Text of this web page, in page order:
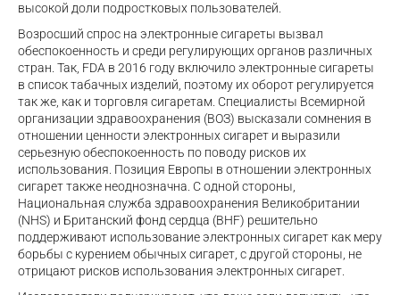
высокой доли подростковых пользователей.
Возросший спрос на электронные сигареты вызвал
обеспокоенность и среди регулирующих органов различных
стран. Так, FDA в 2016 году включило электронные сигареты
в список табачных изделий, поэтому их оборот регулируется
так же, как и торговля сигаретам. Специалисты Всемирной
организации здравоохранения (ВОЗ) высказали сомнения в
отношении ценности электронных сигарет и выразили
серьезную обеспокоенность по поводу рисков их
использования. Позиция Европы в отношении электронных
сигарет также неоднозначна. С одной стороны,
Национальная служба здравоохранения Великобритании
(NHS) и Британский фонд сердца (BHF) решительно
поддерживают использование электронных сигарет как меру
борьбы с курением обычных сигарет, с другой стороны, не
отрицают рисков использования электронных сигарет.